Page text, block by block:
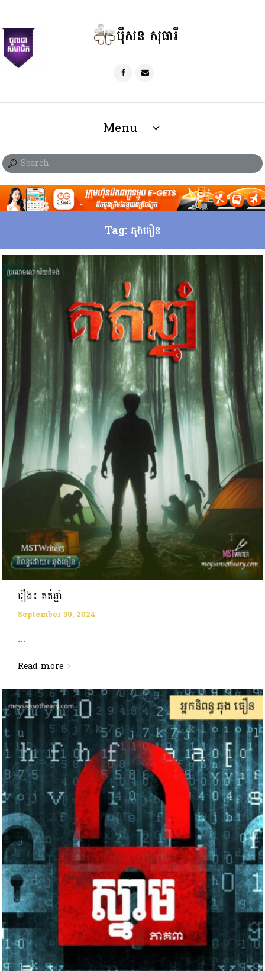
ម៉ីសន សុធារី
Menu
Tag: ឆុងធឿន
រឿង៖ គត់ឆ្នាំ
September 30, 2024
...
Read more